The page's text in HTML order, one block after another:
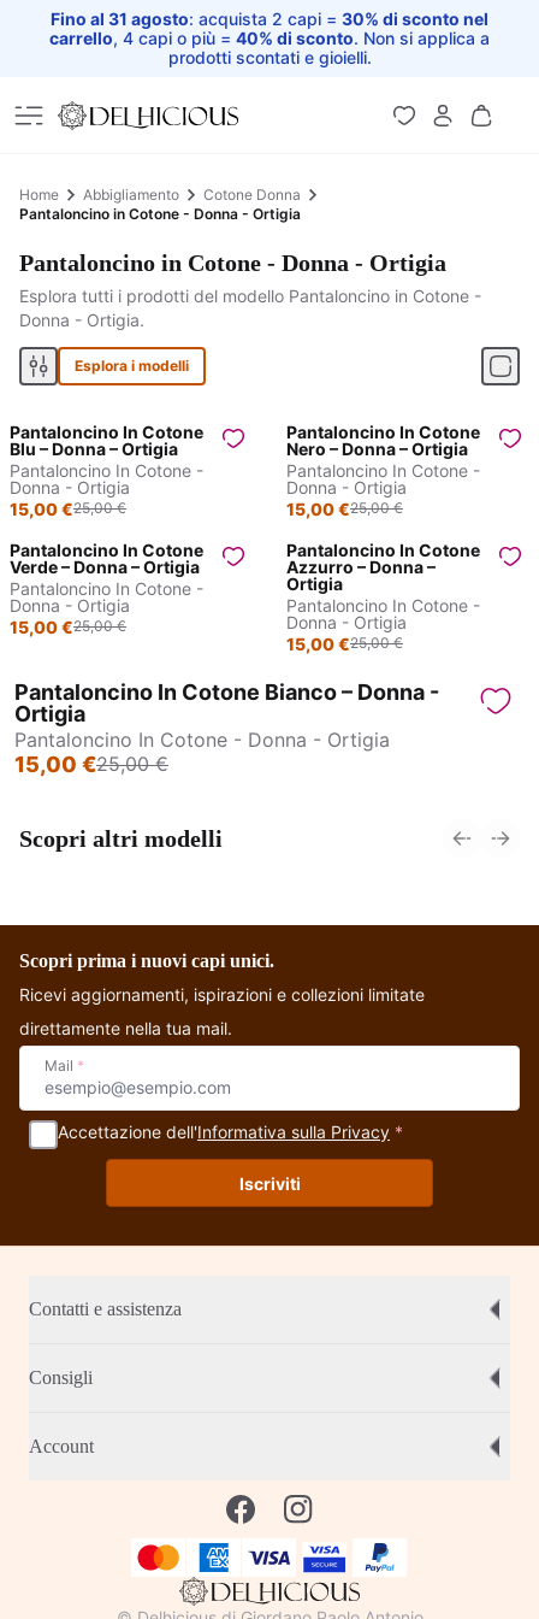
Fino al 31 agosto: acquista 2 capi = 30% di sconto nel
carrello, 4 capi o più = 40% di sconto. Non si applica a
prodotti scontati e gioielli.
Home
Home Abbigliamento
Cotone Donna
Pantaloncino in Cotone - Donna - Ortigia
Pantaloncino in Cotone - Donna - Ortigia
Esplora tutti i prodotti del modello Pantaloncino in Cotone -
Donna - Ortigia.
Esplora i modelli
Sconto prodotto
40%
Pantaloncino In Cotone
Blu – Donna – Ortigia
Pantaloncino In Cotone -
Donna - Ortigia
15,00 €25,00 €
Sconto prodotto
40%
Pantaloncino In Cotone
Nero – Donna – Ortigia
Pantaloncino In Cotone -
Donna - Ortigia
15,00 €25,00 €
Sconto prodotto
40%
Pantaloncino In Cotone
Verde – Donna – Ortigia
Pantaloncino In Cotone -
Donna - Ortigia
15,00 €25,00 €
Sconto prodotto
40%
Pantaloncino In Cotone
Azzurro – Donna –
Ortigia
Pantaloncino In Cotone -
Donna - Ortigia
15,00 €25,00 €
Sconto prodotto
40%
Pantaloncino In Cotone Bianco – Donna -
Ortigia
Pantaloncino In Cotone - Donna - Ortigia
15,00 €25,00 €
Scopri altri modelli
Barca - Jodhpur
Scopri prima i nuovi capi unici.
Ricevi aggiornamenti, ispirazioni e collezioni limitate
direttamente nella tua mail.
Mail *
Accettazione dell'Informativa sulla Privacy *
Iscriviti
Contatti e assistenza
Consigli
Account